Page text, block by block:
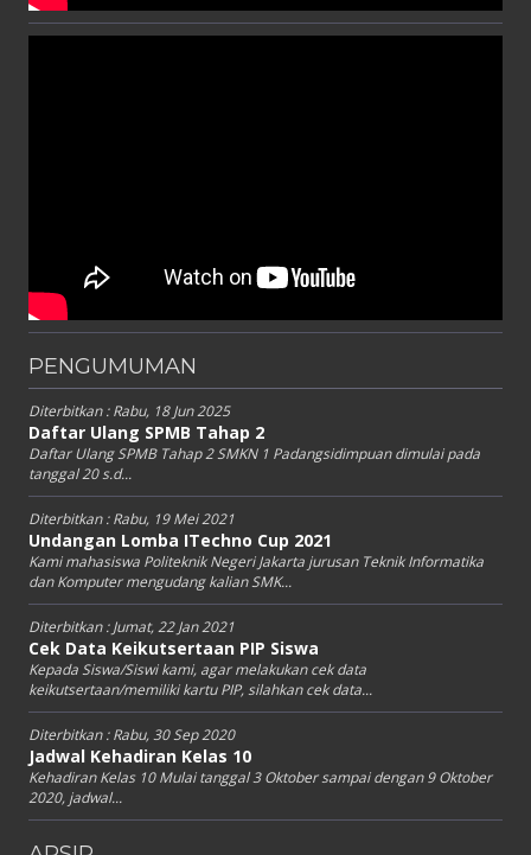
PENGUMUMAN
Diterbitkan :Rabu, 18 Jun 2025
Daftar Ulang SPMB Tahap 2
Daftar Ulang SPMB Tahap 2 SMKN 1 Padangsidimpuan dimulai pada
tanggal 20 s.d...
Diterbitkan :Rabu, 19 Mei 2021
Undangan Lomba ITechno Cup 2021
Kami mahasiswa Politeknik Negeri Jakarta jurusan Teknik Informatika
dan Komputer mengudang kalian SMK...
Diterbitkan :Jumat, 22 Jan 2021
Cek Data Keikutsertaan PIP Siswa
Kepada Siswa/Siswi kami, agar melakukan cek data
keikutsertaan/memiliki kartu PIP, silahkan cek data...
Diterbitkan :Rabu, 30 Sep 2020
Jadwal Kehadiran Kelas 10
Kehadiran Kelas 10 Mulai tanggal 3 Oktober sampai dengan 9 Oktober
2020, jadwal...